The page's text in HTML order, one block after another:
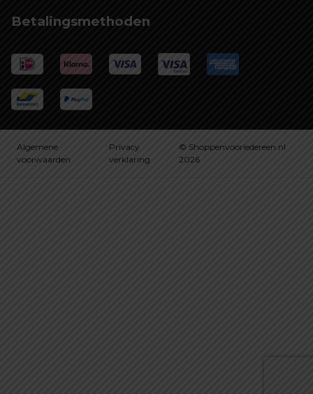
Betalingsmethoden
Algemene
voorwaarden
Privacy
verklaring
© Shoppenvooriedereen.nl
2026